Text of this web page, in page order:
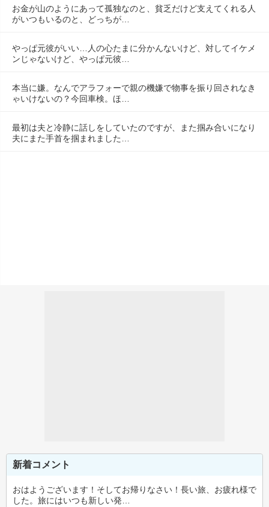
お金が山のようにあって孤独なのと、貧乏だけど支えてくれる人
がいつもいるのと、どっちが…
やっぱ元彼がいい…人の心たまに分かんないけど、対してイケメ
ンじゃないけど、やっぱ元彼…
本当に嫌。なんでアラフォーで親の機嫌で物事を振り回されなき
ゃいけないの？今回車検。ほ…
最初は夫と冷静に話しをしていたのですが、また掴み合いになり
夫にまた手首を掴まれました…
新着コメント
おはようございます！そしてお帰りなさい！長い旅、お疲れ様で
した。旅にはいつも新しい発…